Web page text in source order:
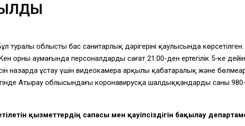
туралы облыстың бас санитарлық дәрігерінің қаулысында
орны аумағында персоналдардың сағат 21:00-ден ертеңгілік 5-ке
назарда ұстау үшін видеокамера арқылы қабатаралық және
Атырау облысындағы коронавирусқа шалдыққандардың саны 980-
қызметтердің сапасы мен қауіпсіздігін бақылау